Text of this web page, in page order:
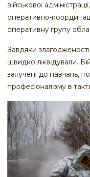
військової
оперативно-
оперативну групу
Завдяки
швидко ліквідували.
залучені до навчань,
професіоналізму в